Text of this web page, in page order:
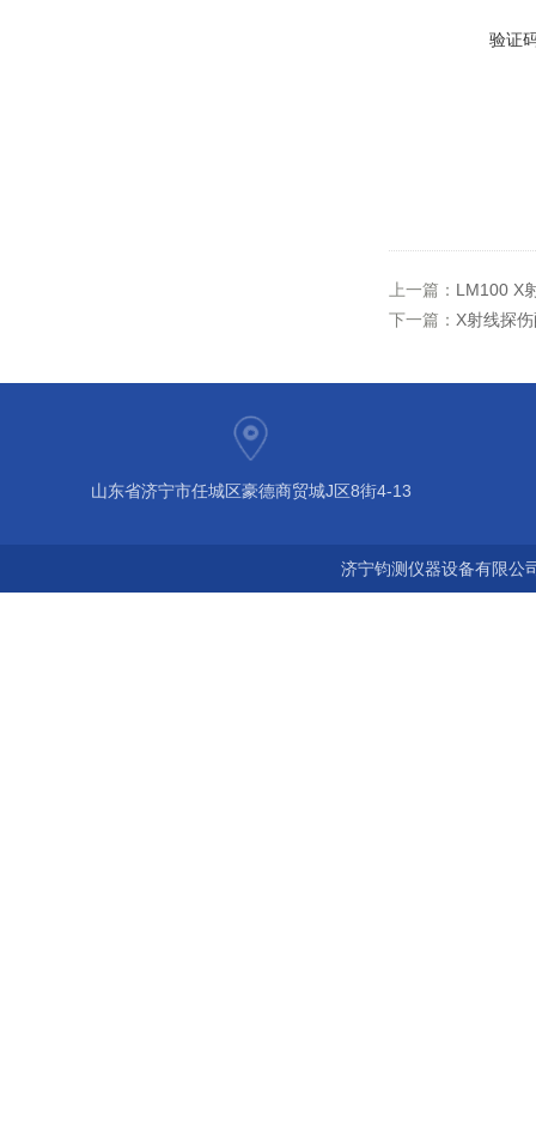
验证
上一篇： LM100 X
下一篇： X射线探
山东省济宁市任城区豪德商贸城J区8街4-13
济宁钧测仪器设备有限